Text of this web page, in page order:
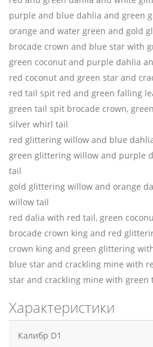
purple and blue dahlia and green
orange and water green and gold
brocade crown and blue star with
green coconut and purple dahlia
red coconut and green star and
red tail spit red and green falling
green tail spit brocade crown,
silver whirl tail
red glittering willow and blue
green glittering willow and purple
tail
gold glittering willow and orange
willow tail
red dalia with red tail, green
brocade crown king and red
crown king and green glittering
blue star and crackling mine with
star and crackling mine with green
Характеристики
Калибр D1